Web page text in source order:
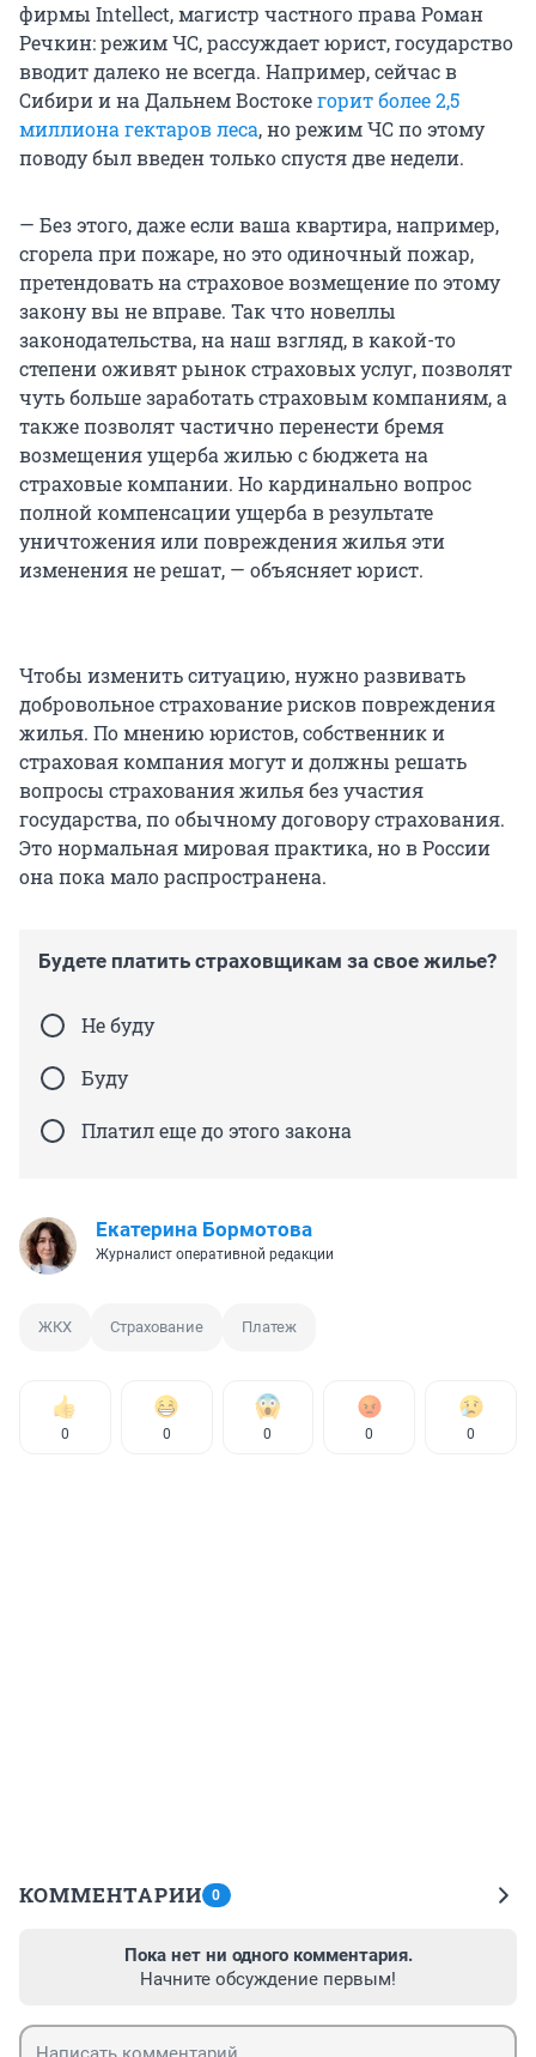
фирмы Intellect, магистр частного права Роман
Речкин: режим ЧС, рассуждает юрист, государство
вводит далеко не всегда. Например, сейчас в
Сибири и на Дальнем Востокегорит более 2,5
миллиона гектаров леса, но режим ЧС по этому
поводу был введен только спустя две недели.
— Без этого, даже если ваша квартира, например,
сгорела при пожаре, но это одиночный пожар,
претендовать на страховое возмещение по этому
закону вы не вправе. Так что новеллы
законодательства, на наш взгляд, в какой-то
степени оживят рынок страховых услуг, позволят
чуть больше заработать страховым компаниям, а
также позволят частично перенести бремя
возмещения ущерба жилью с бюджета на
страховые компании. Но кардинально вопрос
полной компенсации ущерба в результате
уничтожения или повреждения жилья эти
изменения не решат, — объясняет юрист.
Чтобы изменить ситуацию, нужно развивать
добровольное страхование рисков повреждения
жилья. По мнению юристов, собственник и
страховая компания могут и должны решать
вопросы страхования жилья без участия
государства, по обычному договору страхования.
Это нормальная мировая практика, но в России
она пока мало распространена.
Будете платить страховщикам за свое жилье?
Не буду
Буду
Платил еще до этого закона
Екатерина Бормотова
Журналист оперативной редакции
ЖКХ Страхование Платеж
0 0 0 0 0
КОММЕНТАРИИ 0
Пока нет ни одного комментария.
Начните обсуждение первым!